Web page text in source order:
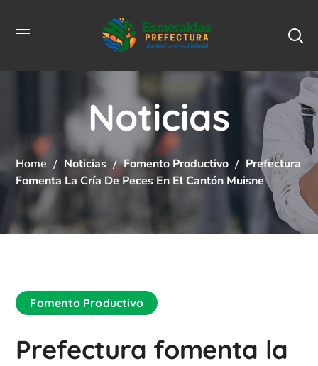
Noticias
Home Noticias Fomento Productivo
Prefectura
Fomenta La Cría De Peces En El Cantón Muisne
Fomento Productivo
Prefectura fomenta la